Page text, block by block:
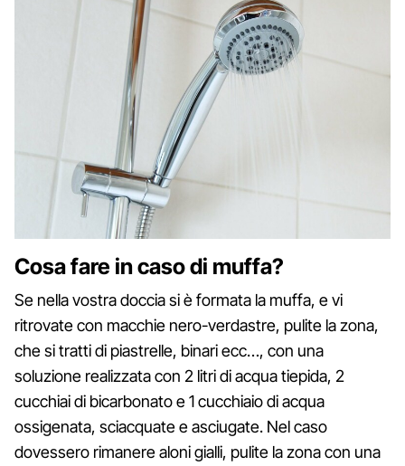
Cosa fare in caso di muffa?
Se nella vostra doccia si è formata la muffa, e vi
ritrovate con macchie nero-verdastre, pulite la zona,
che si tratti di piastrelle, binari ecc…, con una
soluzione realizzata con 2 litri di acqua tiepida, 2
cucchiai di bicarbonato e 1 cucchiaio di acqua
ossigenata, sciacquate e asciugate. Nel caso
dovessero rimanere aloni gialli, pulite la zona con una